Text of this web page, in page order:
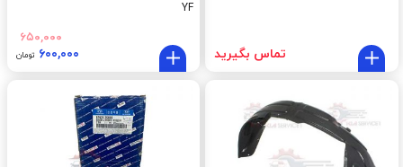
تماس بگیرید
YF
۶۵۰,۰۰۰
۶۰۰,۰۰۰ تومان